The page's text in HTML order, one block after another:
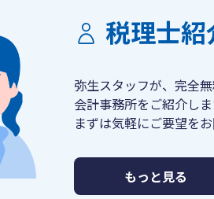
税理士
弥生スタッフが、完全
会計事務所をご紹介しま
まずは気軽にご要望を
もっと見る